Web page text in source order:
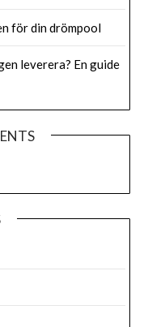
för din drömpool
leverera? En guide